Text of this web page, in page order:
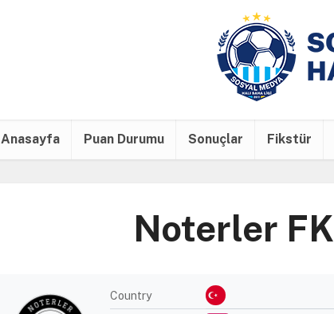
Anasayfa Puan Durumu Sonuçlar Fikstür
Noterler FK
Country